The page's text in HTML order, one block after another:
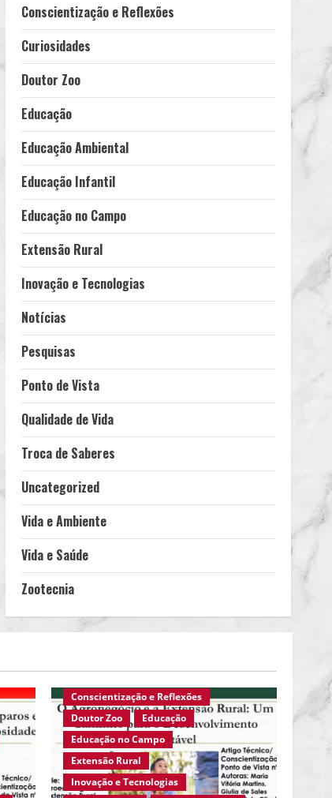
Conscientização e Reflexões
Curiosidades
Doutor Zoo
Educação
Educação Ambiental
Educação Infantil
Educação no Campo
Extensão Rural
Inovação e Tecnologias
Notícias
Pesquisas
Ponto de Vista
Qualidade de Vida
Troca de Saberes
Uncategorized
Vida e Ambiente
Vida e Saúde
Zootecnia
Agro Eco Brasil
Ambiente em Foco
Ativismo
Ciências Agrárias
Conscientização e Reflexões
Doutor Zoo
Educação
Educação no Campo
Extensão Rural
Inovação e Tecnologias